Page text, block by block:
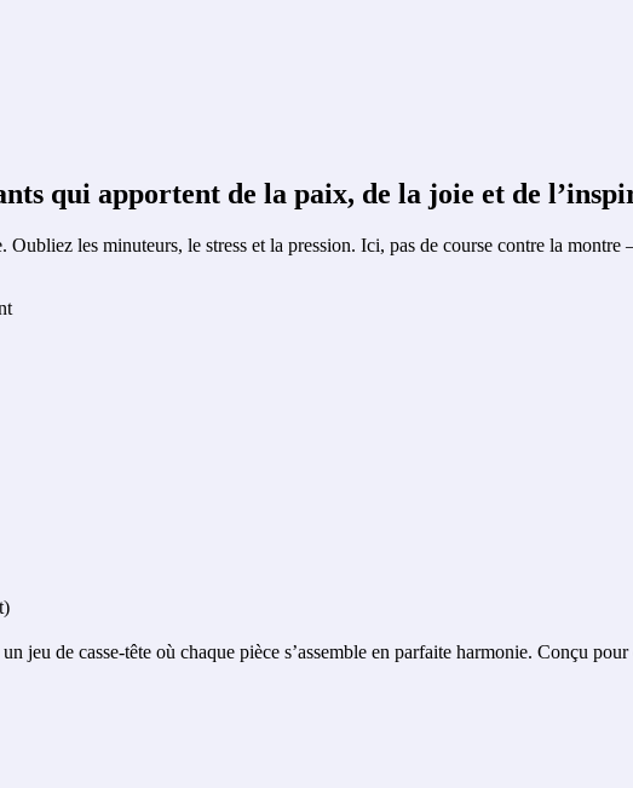
qui apportent de la paix, de la joie et de
les minuteurs, le stress et la pression. Ici, pas de course contre la
de casse‑tête où chaque pièce s’assemble en parfaite harmonie. Conçu